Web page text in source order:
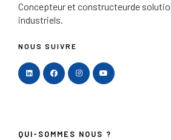
Concepteur et constructeurde
industriels.
NOUS SUIVRE
QUI-SOMMES NOUS ?